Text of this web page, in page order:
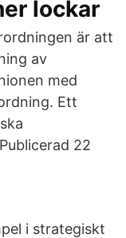
lockar
är att
av
med
Ett
22
i strategiskt